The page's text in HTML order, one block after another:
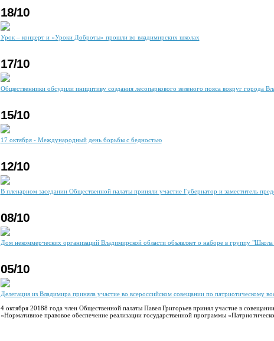
18/10
Урок – концерт и «Уроки Доброты» прошли во владимирских школах
17/10
Общественники обсудили иницитиву создания лесопаркового зеленого пояса вокруг города
15/10
17 октября - Международный день борьбы с бедностью
12/10
В пленарном заседании Общественной палаты приняли участие Губернатор и заместитель
08/10
Дом некоммерческих организаций Владимирской области объявляет о наборе в группу
05/10
Делегация из Владимира приняла участие во всероссийском совещании по патриотическому
4 октября 20188 года член Общественной палаты Павел Григорьев принял участие в
«Нормативное правовое обеспечение реализации государственной программы